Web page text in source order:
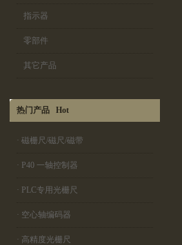
指示器
零部件
其它产品
热门产品 Hot
· 磁栅尺/磁尺/磁带
· P40 一轴控制器
· PLC专用光栅尺
· 空心轴编码器
· 高精度光栅尺